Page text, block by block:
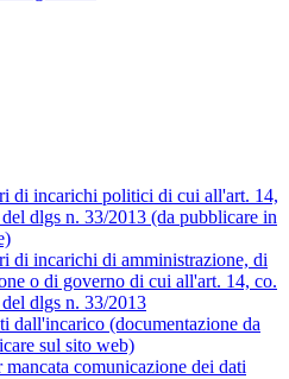
di incarichi politici di cui all'art. 14,
dlgs n. 33/2013 (da pubblicare in
di incarichi di amministrazione, di
o di governo di cui all'art. 14, co.
dlgs n. 33/2013
dall'incarico (documentazione da
sul sito web)
mancata comunicazione dei dati